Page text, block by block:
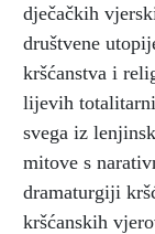
dječačkih
društvene
kršćanstva i
lijevih
svega iz
mitove s
dramaturgiji
kršćanskih